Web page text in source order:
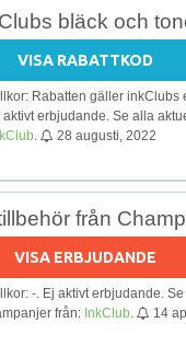
bläck och
VISA RABATTKOD
Rabatten gäller inkClubs
aktivt erbjudande. Se alla
28 augusti, 2022
från
VISA ERBJUDANDE
-. Ej aktivt erbjudande.
från: InkClub 14